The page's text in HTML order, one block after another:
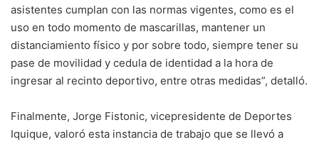
asistentes cumplan con las normas vigentes, como es el
uso en todo momento de mascarillas, mantener un
distanciamiento físico y por sobre todo, siempre tener su
pase de movilidad y cedula de identidad a la hora de
ingresar al recinto deportivo, entre otras medidas”, detalló.
Finalmente, Jorge Fistonic, vicepresidente de Deportes
Iquique, valoró esta instancia de trabajo que se llevó a